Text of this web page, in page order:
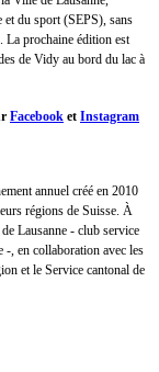
et du sport (SEPS), sans
La prochaine édition est
de Vidy au bord du lac à
Facebook et Instagram
annuel créé en 2010
régions de Suisse. À
Lausanne - club service
-, en collaboration avec les
et le Service cantonal de